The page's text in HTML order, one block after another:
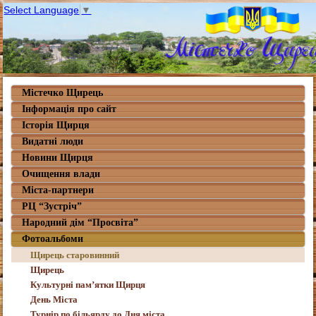
Select Language ▼
Містечко Щирець
Інформація про сайт
Історія Щирця
Видатні люди
Новини Щирця
Очищення влади
Міста-партнери
РЦ “Зустріч”
Народний дім “Просвіта”
Фотоальбоми
Щирець старовинний
Щирець
Культурні пам’ятки Щирця
День Міста